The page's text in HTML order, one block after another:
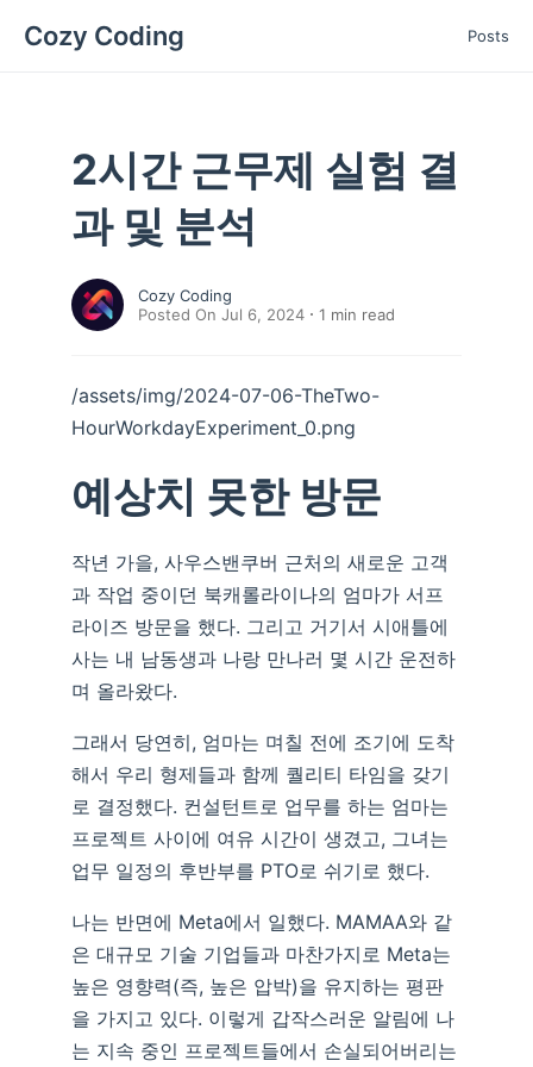
Cozy Coding Posts
2시간 근무제 실험 결
과 및 분석
Cozy Coding
Posted On Jul 6, 2024
1 min read
/assets/img/2024-07-06-TheTwo-
HourWorkdayExperiment_0.png
예상치 못한 방문
작년 가을, 사우스밴쿠버 근처의 새로운 고객
과 작업 중이던 북캐롤라이나의 엄마가 서프
라이즈 방문을 했다. 그리고 거기서 시애틀에
사는 내 남동생과 나랑 만나러 몇 시간 운전하
며 올라왔다.
그래서 당연히, 엄마는 며칠 전에 조기에 도착
해서 우리 형제들과 함께 퀄리티 타임을 갖기
로 결정했다. 컨설턴트로 업무를 하는 엄마는
프로젝트 사이에 여유 시간이 생겼고, 그녀는
업무 일정의 후반부를 PTO로 쉬기로 했다.
나는 반면에 Meta에서 일했다. MAMAA와 같
은 대규모 기술 기업들과 마찬가지로 Meta는
높은 영향력(즉, 높은 압박)을 유지하는 평판
을 가지고 있다. 이렇게 갑작스러운 알림에 나
는 지속 중인 프로젝트들에서 손실되어버리는